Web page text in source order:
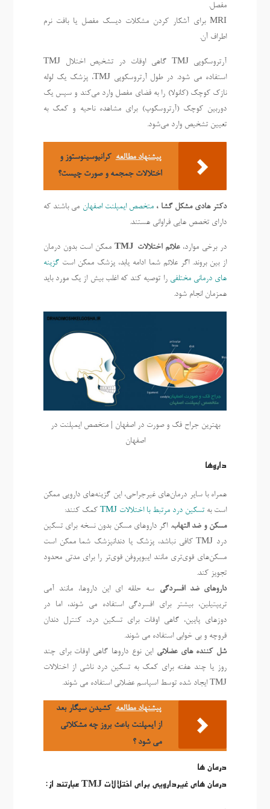
مفصل.
MRI برای آشکار کردن مشکلات دیسک مفصل یا بافت نرم
اطراف آن.
آرتروسکوپی TMJ گاهی اوقات در تشخیص اختلال TMJ
استفاده می شود. در طول آرتروسکوپی TMJ، پزشک یک لوله
نازک کوچک (کانولا) را به فضای مفصل وارد می‌کند و سپس یک
دوربین کوچک (آرتروسکوپ) برای مشاهده ناحیه و کمک به
تعیین تشخیص وارد می‌شود.
پیشنهاد مطالعه کرانیوسینوستوز و
اختلالات جمجمه و صورت چیست؟
دکتر هادی مشکل گشا ، متخصص ایمپلنت اصفهان می باشند که
دارای تخصص هایی فراوانی هستند.
در برخی موارد،علائم اختلالات TMJ
ممکن است بدون درمان
از بین بروند. اگر علائم شما ادامه یابد، پزشک ممکن استگزینه
های درمانی مختلفی را توصیه کند که اغلب بیش از یک مورد باید
همزمان انجام شود.
بهترین جراح فک و صورت در اصفهان | متخصص ایمپلنت در
اصفهان
داروها
همراه با سایر درمان‌های غیرجراحی، این گزینه‌های دارویی ممکن
است به تسکین درد مرتبط با اختلالات TMJ
کمک کنند:
مسکن و ضد التهاب. اگر داروهای مسکن بدون نسخه برای تسکین
درد TMJ کافی نباشد، پزشک یا دندانپزشک شما ممکن است
مسکن‌های قوی‌تری مانند ایبوپروفن قوی‌تر را برای مدتی محدود
تجویز کند.
داروهای ضد افسردگی سه حلقه ای این داروها، مانند آمی
تریپتیلین، بیشتر برای افسردگی استفاده می شوند، اما در
دوزهای پایین، گاهی اوقات برای تسکین درد، کنترل دندان
قروچه و بی خوابی استفاده می شوند.
شل کننده های عضلانی این نوع داروها گاهی اوقات برای چند
روز یا چند هفته برای کمک به تسکین درد ناشی از اختلالات
TMJ ایجاد شده توسط اسپاسم عضلانی استفاده می شوند.
پیشنهاد مطالعه کشیدن سیگار بعد
از ایمپلنت باعث بروز چه مشکلاتی
می شود ؟
درمان ها
درمان های غیردارویی برای اختلالات TMJ عبارتند از: